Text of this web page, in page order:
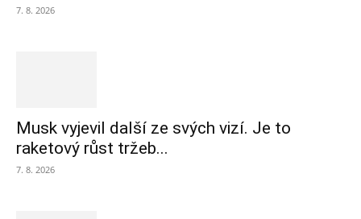
7. 8. 2026
Musk vyjevil další ze svých vizí. Je to
raketový růst tržeb...
7. 8. 2026